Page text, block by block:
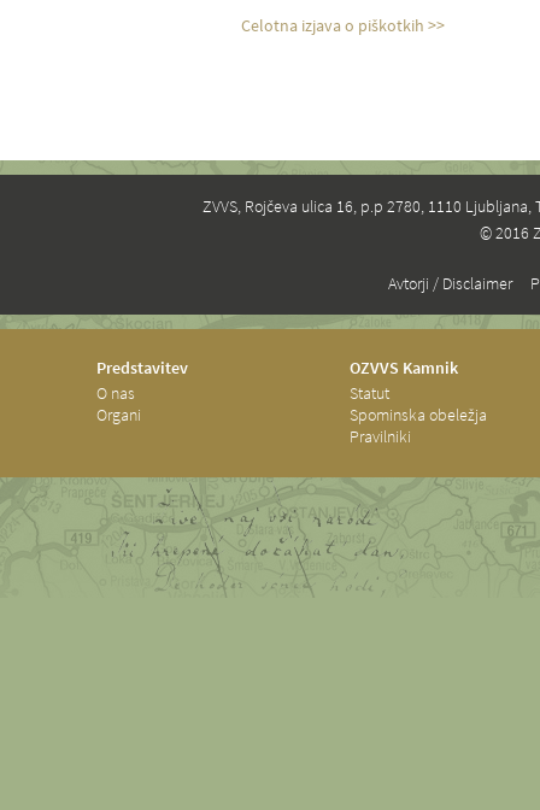
Celotna izjava o piškotkih >>
ZVVS, Rojčeva ulica 16, p.p 2780, 1110
© 2016
Avtorji / Disclaimer
Predstavitev
O nas
Organi
OZVVS Kamnik
Statut
Spominska obeležja
Pravilniki